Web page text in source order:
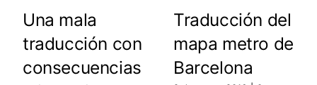
Una mala
traducción con
consecuencias
Traducción del
mapa metro de
Barcelona